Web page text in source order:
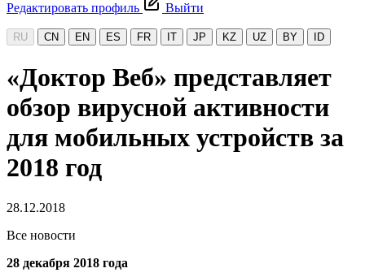
Редактировать профиль
Выйти
RU CN EN ES FR IT JP KZ UZ BY ID
«Доктор Веб» представляет
обзор вирусной активности
для мобильных устройств за
2018 год
28.12.2018
Все новости
28 декабря 2018 года